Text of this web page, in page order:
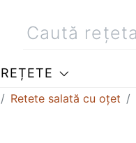
REȚETE
Retete salată cu oțet